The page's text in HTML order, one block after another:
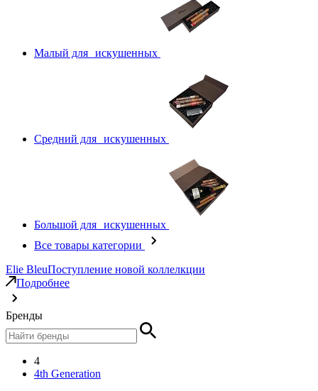
Малый для искушенных
Средний для искушенных
Большой для искушенных
Все товары категории
Elie BleuПоступление новой коллелкции
Подробнее
Бренды
4
4th Generation